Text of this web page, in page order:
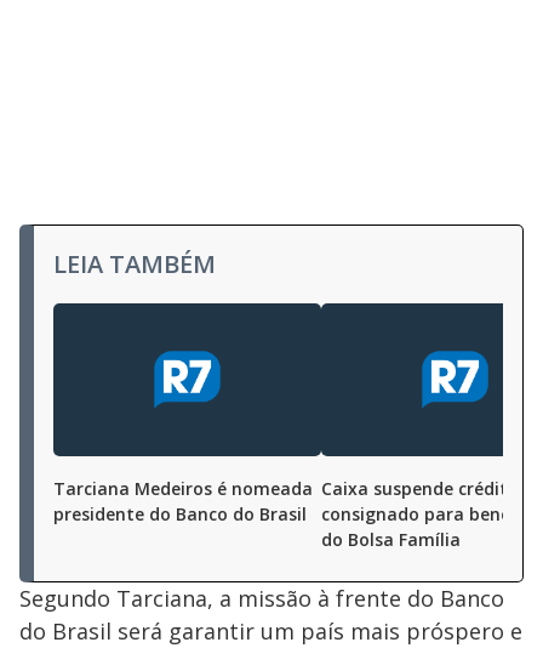
LEIA TAMBÉM
Tarciana Medeiros é nomeada
presidente do Banco do Brasil
Caixa suspende crédito
consignado para
do Bolsa Família
Segundo Tarciana, a missão à frente do Banco
do Brasil será garantir um país mais próspero e